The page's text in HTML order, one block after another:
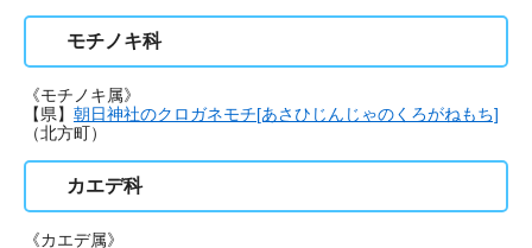
モチノキ科
《モチノキ属》
【県】 朝日神社のクロガネモチ[あさひじんじゃのくろがねもち]
（北方町）
カエデ科
《カエデ属》